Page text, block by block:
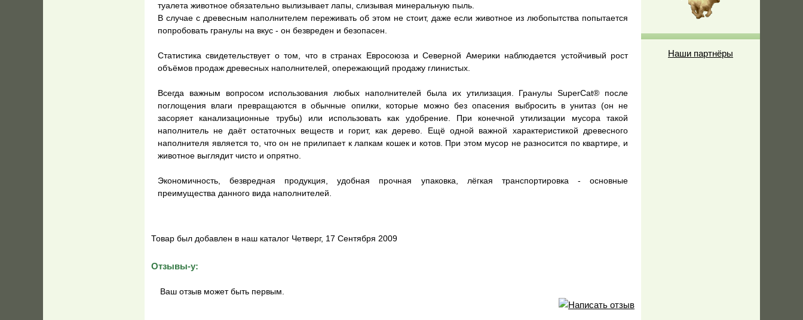
туалета животное обязательно вылизывает лапы, слизывая минеральную пыль.
В случае с древесным наполнителем переживать об этом не стоит, даже если животное из любопытства попытается
попробовать гранулы на вкус - он безвреден и безопасен.
Статистика свидетельствует о том, что в странах Евросоюза и Северной Америки наблюдается устойчивый рост
объёмов продаж древесных наполнителей, опережающий продажу глинистых.
Всегда важным вопросом использования любых наполнителей была их утилизация. Гранулы SuperCat® после
поглощения влаги превращаются в обычные опилки, которые можно без опасения выбросить в унитаз (он не
засоряет канализационные трубы) или использовать как удобрение. При конечной утилизации мусора такой
наполнитель не даёт остаточных веществ и горит, как дерево. Ещё одной важной характеристикой древесного
наполнителя является то, что он не прилипает к лапкам кошек и котов. При этом мусор не разносится по квартире, и
животное выглядит чисто и опрятно.
Экономичность, безвредная продукция, удобная прочная упаковка, лёгкая транспортировка - основные
преимущества данного вида наполнителей.
Товар был добавлен в наш каталог Четверг, 17 Сентября 2009
Отзывы-у:
Ваш отзыв может быть первым.
Наши партнёры